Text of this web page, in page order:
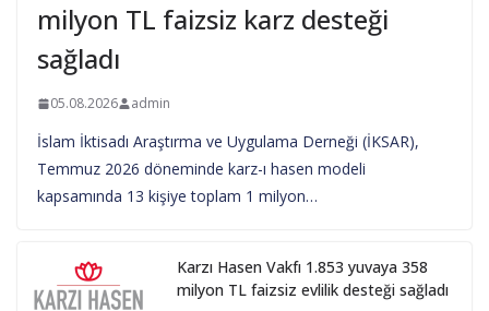
milyon TL faizsiz karz desteği
sağladı
05.08.2026 admin
İslam İktisadı Araştırma ve Uygulama Derneği (İKSAR),
Temmuz 2026 döneminde karz-ı hasen modeli
kapsamında 13 kişiye toplam 1 milyon…
Karzı Hasen Vakfı 1.853 yuvaya 358
milyon TL faizsiz evlilik desteği sağladı